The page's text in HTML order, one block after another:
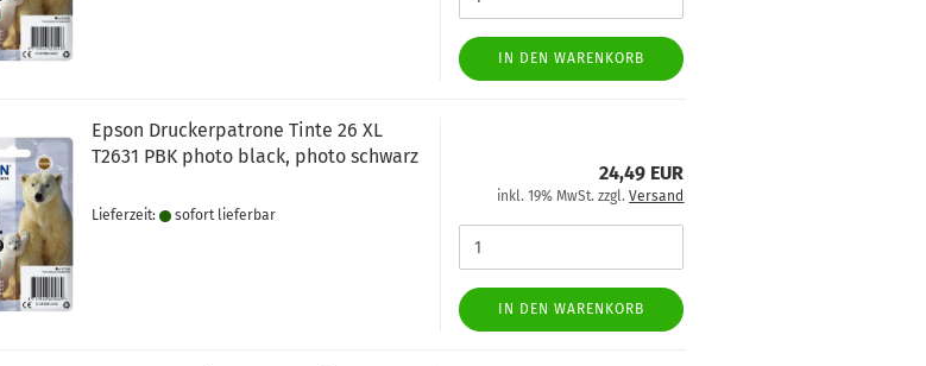
IN DEN WARENKORB
Epson Druckerpatrone Tinte 26 XL
T2631 PBK photo black, photo schwarz
Lieferzeit: sofort lie­fer­bar
24,49 EUR
inkl. 19% MwSt. zzgl.Versand
IN DEN WARENKORB